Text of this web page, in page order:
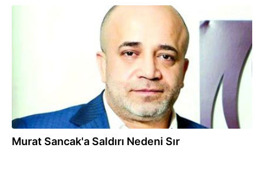
Murat Sancak'a Saldırı Nedeni Sır